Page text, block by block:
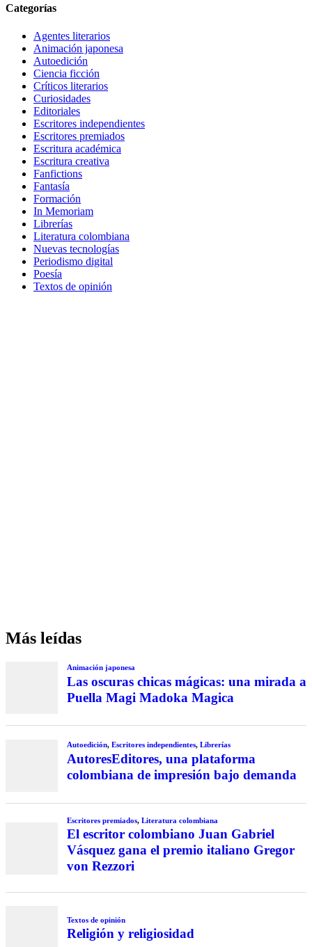
Categorías
Agentes literarios
Animación japonesa
Autoedición
Ciencia ficción
Críticos literarios
Curiosidades
Editoriales
Escritores independientes
Escritores premiados
Escritura académica
Escritura creativa
Fanfictions
Fantasía
Formación
In Memoriam
Librerías
Literatura colombiana
Nuevas tecnologías
Periodismo digital
Poesía
Textos de opinión
Más leídas
Animación japonesa
Las oscuras chicas mágicas: una mirada a
Puella Magi Madoka Magica
Autoedición, Escritores independientes, Librerías
AutoresEditores, una plataforma
colombiana de impresión bajo demanda
Escritores premiados, Literatura colombiana
El escritor colombiano Juan Gabriel
Vásquez gana el premio italiano Gregor
von Rezzori
Textos de opinión
Religión y religiosidad